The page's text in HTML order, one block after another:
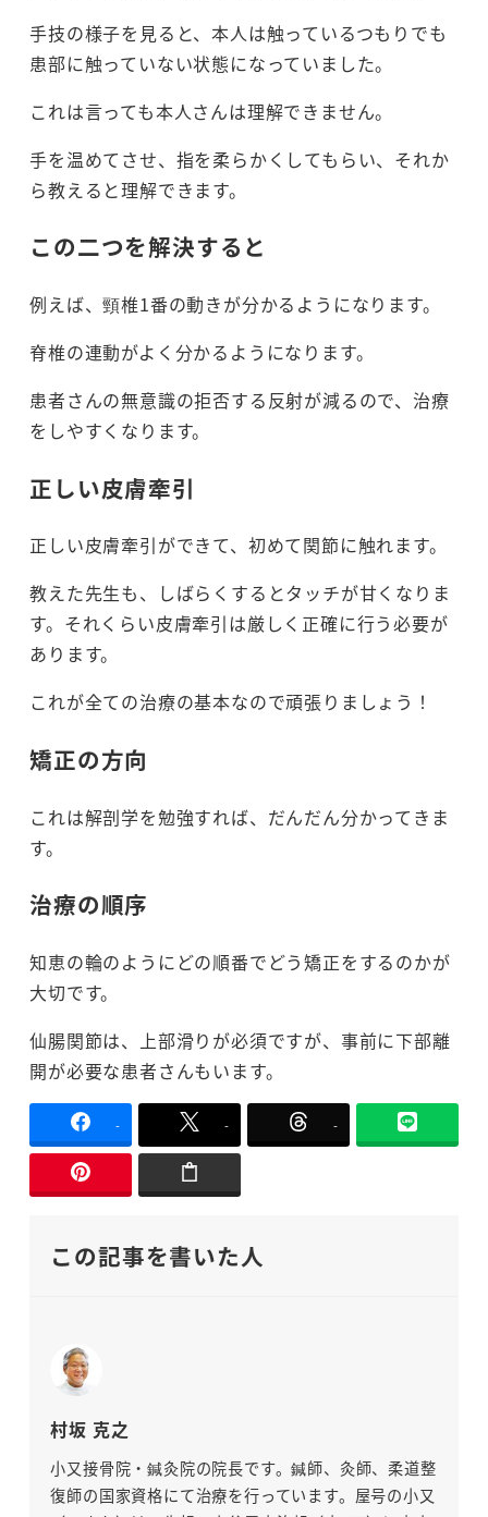
手技の様子を見ると、本人は触っているつもりでも
患部に触っていない状態になっていました。
これは言っても本人さんは理解できません。
手を温めてさせ、指を柔らかくしてもらい、それか
ら教えると理解できます。
この二つを解決すると
例えば、頸椎1番の動きが分かるようになります。
脊椎の連動がよく分かるようになります。
患者さんの無意識の拒否する反射が減るので、治療
をしやすくなります。
正しい皮膚牽引
正しい皮膚牽引ができて、初めて関節に触れます。
教えた先生も、しばらくするとタッチが甘くなりま
す。それくらい皮膚牽引は厳しく正確に行う必要が
あります。
これが全ての治療の基本なので頑張りましょう！
矯正の方向
これは解剖学を勉強すれば、だんだん分かってきま
す。
治療の順序
知恵の輪のようにどの順番でどう矯正をするのかが
大切です。
仙腸関節は、上部滑りが必須ですが、事前に下部離
開が必要な患者さんもいます。
- - -
この記事を書いた人
村坂 克之
小又接骨院・鍼灸院の院長です。鍼師、灸師、柔道整
復師の国家資格にて治療を行っています。屋号の小又